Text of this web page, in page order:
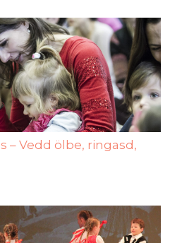
– Vedd ölbe, ringasd,